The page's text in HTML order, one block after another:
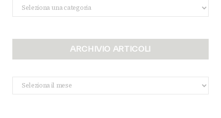
Categorie
ARCHIVIO ARTICOLI
Archivio
Articoli